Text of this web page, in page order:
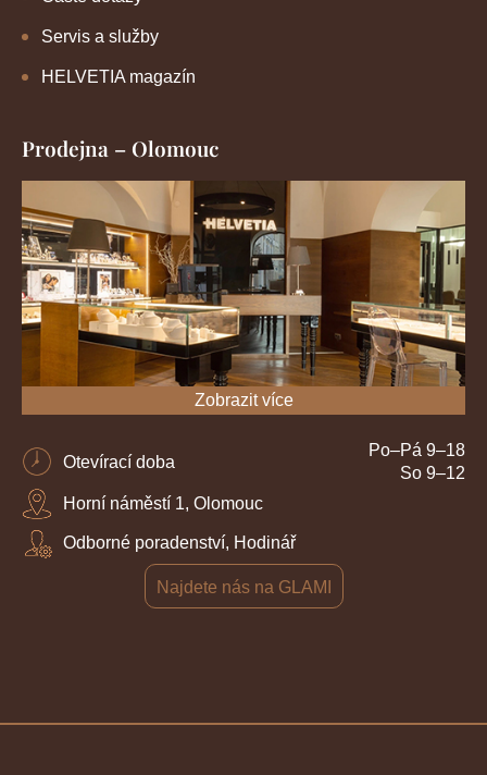
Servis a služby
HELVETIA magazín
Prodejna – Olomouc
Zobrazit více
Otevírací doba
Po–Pá 9–18
So 9–12
Horní náměstí 1, Olomouc
Odborné poradenství, Hodinář
Najdete nás na GLAMI